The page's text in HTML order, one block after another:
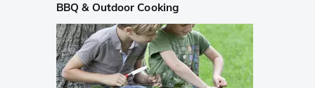
BBQ & Outdoor Cooking